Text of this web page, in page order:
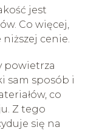
jest
Co więcej,
cenie.
powietrza
sam sposób i
co
Z tego
się na